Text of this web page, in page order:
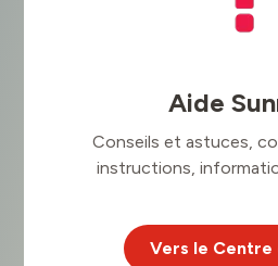
Aide
Conseils et astuces,
instructions,
Vers le Centre